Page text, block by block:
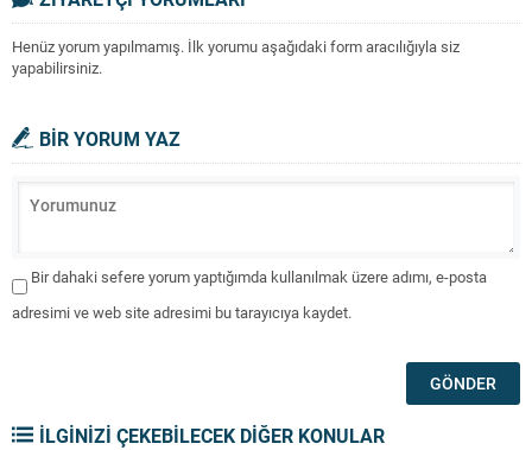
Henüz yorum yapılmamış. İlk yorumu aşağıdaki form aracılığıyla siz
yapabilirsiniz.
BİR YORUM YAZ
Bir dahaki sefere yorum yaptığımda kullanılmak üzere adımı, e-posta
adresimi ve web site adresimi bu tarayıcıya kaydet.
İLGİNİZİ ÇEKEBİLECEK DİĞER KONULAR